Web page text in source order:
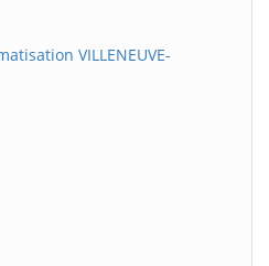
VILLENEUVE-